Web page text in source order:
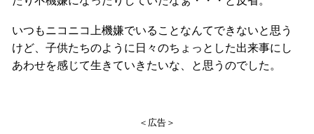
いつもニコニコ上機嫌でいることなんてできないと思う
けど、子供たちのように日々のちょっとした出来事にし
あわせを感じて生きていきたいな、と思うのでした。
＜広告＞